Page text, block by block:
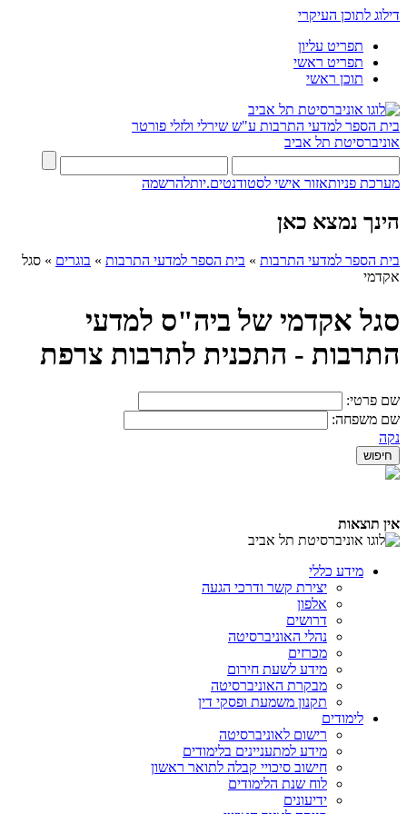
דילוג לתוכן העיקרי
תפריט עליון
תפריט ראשי
תוכן ראשי
בית הספר למדעי התרבות ע"ש שירלי ולזלי פורטר
אוניברסיטת תל אביב
מערכת פניותאזור אישי לסטודנטים.יותלהרשמה
הינך נמצא כאן
בית הספר למדעי התרבות » בית הספר למדעי התרבות » בוגרים » סגל
אקדמי
סגל אקדמי של ביה"ס למדעי
התרבות - התכנית לתרבות צרפת
שם פרטי:
שם משפחה:
נקה
אין תוצאות
מידע כללי
יצירת קשר ודרכי הגעה
אלפון
דרושים
נהלי האוניברסיטה
מכרזים
מידע לשעת חירום
מבקרת האוניברסיטה
תקנון משמעת ופסקי דין
לימודים
רישום לאוניברסיטה
מידע למתעניינים בלימודים
חישוב סיכויי קבלה לתואר ראשון
לוח שנת הלימודים
ידיעונים